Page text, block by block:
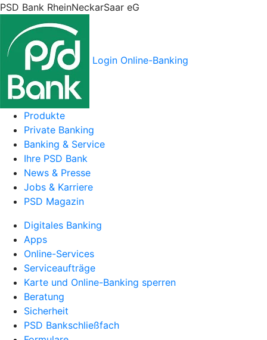
PSD Bank RheinNeckarSaar eG
Login Online-Banking
Produkte
Private Banking
Banking & Service
Ihre PSD Bank
News & Presse
Jobs & Karriere
PSD Magazin
Digitales Banking
Apps
Online-Services
Serviceaufträge
Karte und Online-Banking sperren
Beratung
Sicherheit
PSD Bankschließfach